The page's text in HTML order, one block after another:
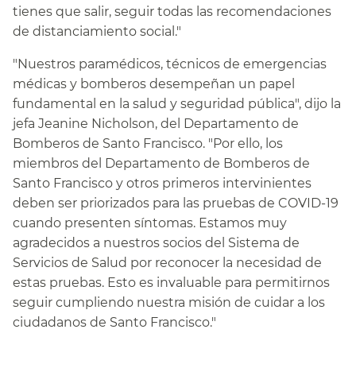
tienes que salir, seguir todas las recomendaciones
de distanciamiento social."​​
"Nuestros paramédicos, técnicos de emergencias
médicas y bomberos desempeñan un papel
fundamental en la salud y seguridad pública", dijo la
jefa Jeanine Nicholson, del Departamento de
Bomberos de Santo Francisco. "Por ello, los
miembros del Departamento de Bomberos de
Santo Francisco y otros primeros intervinientes
deben ser priorizados para las pruebas de COVID-19
cuando presenten síntomas. Estamos muy
agradecidos a nuestros socios del Sistema de
Servicios de Salud por reconocer la necesidad de
estas pruebas. Esto es invaluable para permitirnos
seguir cumpliendo nuestra misión de cuidar a los
ciudadanos de Santo Francisco."​​